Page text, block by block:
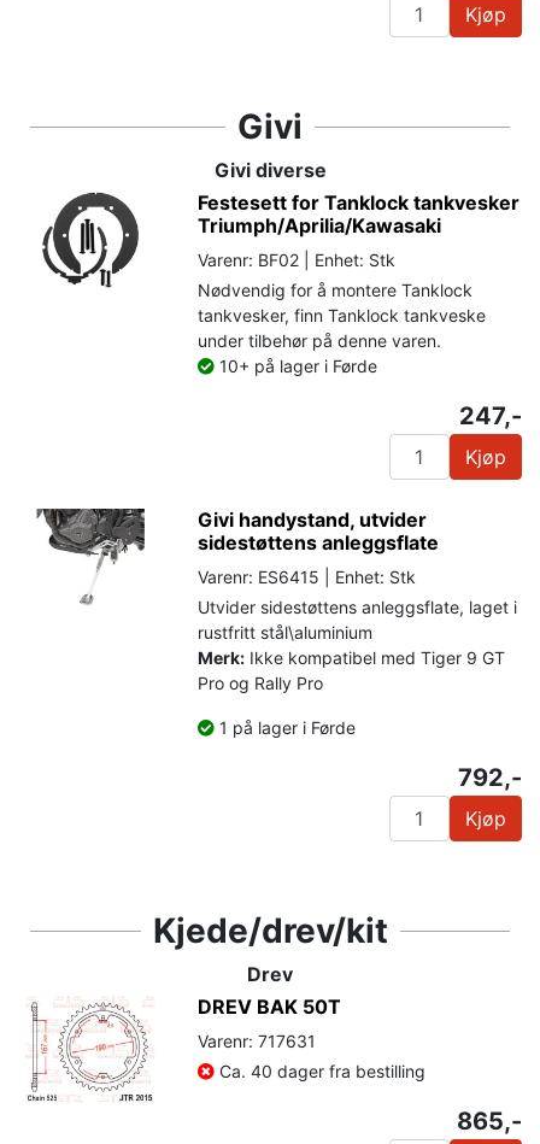
Kjøp
Givi
Givi diverse
Festesett for Tanklock tankvesker
Triumph/Aprilia/Kawasaki
Varenr: BF02 | Enhet: Stk
Nødvendig for å montere Tanklock
tankvesker, finn Tanklock tankveske
under tilbehør på denne varen.
10+ på lager i Førde
247,-
Kjøp
Givi handystand, utvider
sidestøttens anleggsflate
Varenr: ES6415 | Enhet: Stk
Utvider sidestøttens anleggsflate, laget i
rustfritt stål\aluminium
Merk: Ikke kompatibel med Tiger 9 GT
Pro og Rally Pro
1 på lager i Førde
792,-
Kjøp
Kjede/drev/kit
Drev
DREV BAK 50T
Varenr: 717631
Ca. 40 dager fra bestilling
865,-